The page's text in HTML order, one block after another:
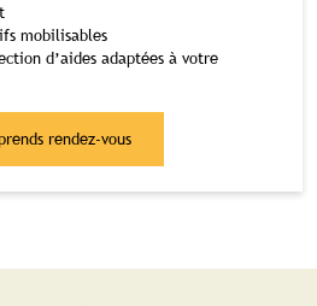
mobilisables
d’aides adaptées à votre
rendez-vous